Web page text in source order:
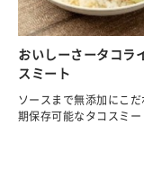
おいしーさータコラ
スミート
ソースまで無添加にこ
期保存可能なタコスミー